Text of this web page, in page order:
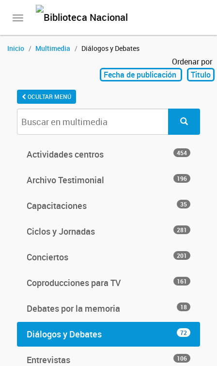
Toggle
Inicio Multimedia Diálogos y Debates
Ordenar por
Fecha de publicación
Titulo
OCULTAR MENÚ
Actividades centros 454
Archivo Testimonial 196
Capacitaciones 35
Ciclos y Jornadas 281
Conciertos 201
Coproducciones para TV 161
Debates por la memoria 18
Diálogos y Debates 72
Entrevistas 106